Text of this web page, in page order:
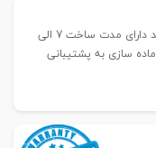
محصولاتی که در حالت پیش خرید هستند دارای مدت ساخت 7 الی
سازی به پشتیبانی